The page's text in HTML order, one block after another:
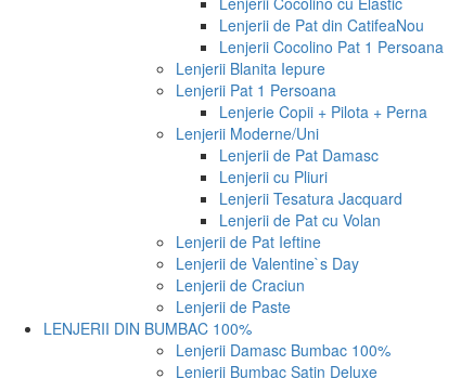
Lenjerii de Pat din CatifeaNou
Lenjerii Cocolino Pat 1 Persoana
Lenjerii Blanita Iepure
Lenjerii Pat 1 Persoana
Lenjerie Copii + Pilota + Perna
Lenjerii Moderne/Uni
Lenjerii de Pat Damasc
Lenjerii cu Pliuri
Lenjerii Tesatura Jacquard
Lenjerii de Pat cu Volan
Lenjerii de Pat Ieftine
Lenjerii de Valentine`s Day
Lenjerii de Craciun
Lenjerii de Paste
LENJERII DIN BUMBAC 100%
Lenjerii Damasc Bumbac 100%
Lenjerii Bumbac Satin Deluxe